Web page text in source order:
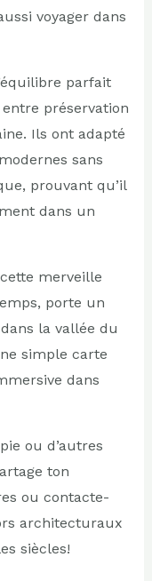
voyager dans
parfait
préservation
Ils ont adapté
sans
prouvant qu’il
dans un
merveille
porte un
la vallée du
simple carte
dans
ou d’autres
ton
ou contacte-
architecturaux
siècles!